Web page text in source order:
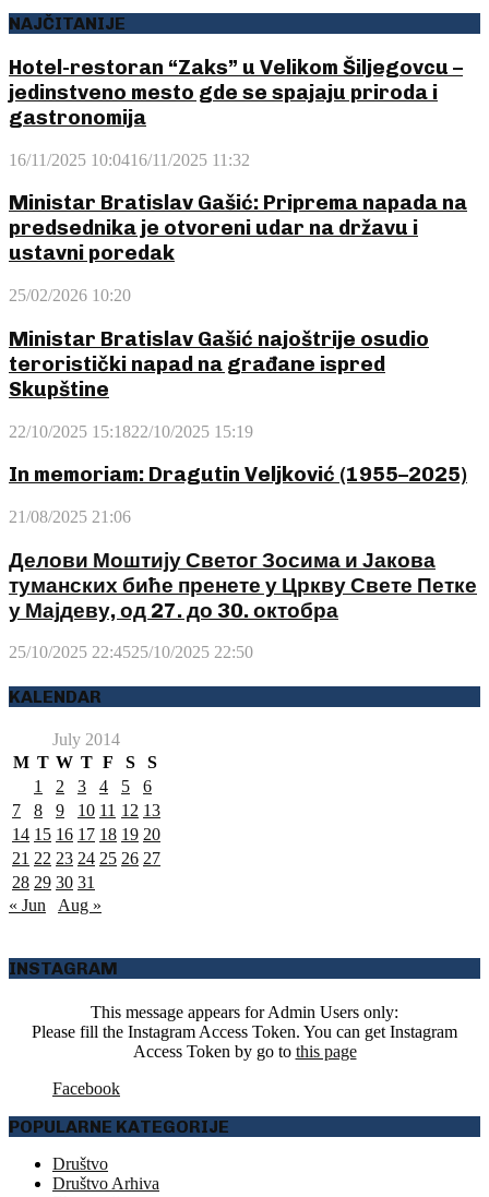
NAJČITANIJE
Hotel-restoran “Zaks” u Velikom Šiljegovcu –
jedinstveno mesto gde se spajaju priroda i
gastronomija
16/11/2025 10:0416/11/2025 11:32
Ministar Bratislav Gašić: Priprema napada na
predsednika je otvoreni udar na državu i
ustavni poredak
25/02/2026 10:20
Ministar Bratislav Gašić najoštrije osudio
teroristički napad na građane ispred
Skupštine
22/10/2025 15:1822/10/2025 15:19
In memoriam: Dragutin Veljković (1955–2025)
21/08/2025 21:06
Делови Моштију Светог Зосима и Јакова
туманских биће пренете у Цркву Свете Петке
у Мајдеву, од 27. до 30. октобра
25/10/2025 22:4525/10/2025 22:50
KALENDAR
July 2014
M T W T F S
S
1
2 3 4 5
6
7
8 9 10 11 12 13
14 15 16 17 18 19 20
21 22 23 24 25 26 27
28 29 30 31
« Jun
Aug »
INSTAGRAM
This message appears for Admin Users only:
Please fill the Instagram Access Token. You can get Instagram
Access Token by go to this page
Facebook
POPULARNE KATEGORIJE
Društvo
Društvo Arhiva